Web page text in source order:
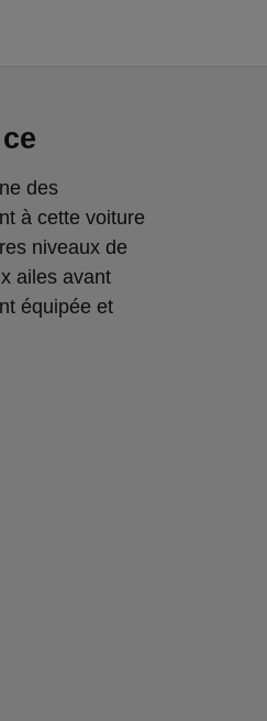
des
à cette voiture
niveaux de
ailes avant
équipée et